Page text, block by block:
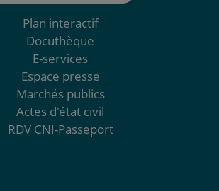
Plan interactif
Docuthèque
E-services
Espace presse
Marchés publics
Actes d'état civil
RDV CNI-Passeport